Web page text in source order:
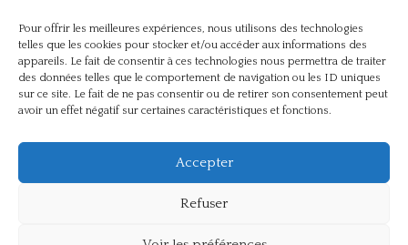
Pour offrir les meilleures expériences, nous utilisons des technologies
telles que les cookies pour stocker et/ou accéder aux informations des
appareils. Le fait de consentir à ces technologies nous permettra de traiter
des données telles que le comportement de navigation ou les ID uniques
sur ce site. Le fait de ne pas consentir ou de retirer son consentement peut
avoir un effet négatif sur certaines caractéristiques et fonctions.
Accepter
Refuser
Non classé(42)
Partis politiques, intelligentsia, médias(750)
Présentation(4)
Références(57)